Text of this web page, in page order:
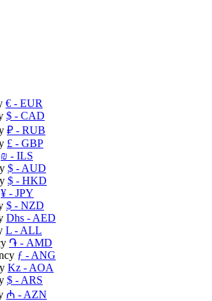
€ - EUR
$ - CAD
₽ - RUB
£ - GBP
₪ - ILS
$ - AUD
$ - HKD
¥ - JPY
$ - NZD
Dhs - AED
L - ALL
֏ - AMD
ƒ - ANG
Kz - AOA
$ - ARS
₼ - AZN